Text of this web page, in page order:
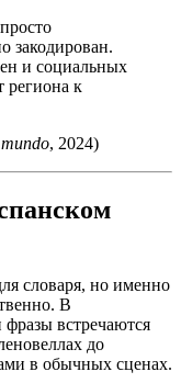
закодирован.
и социальных
региона к
, 2024)
словаря, но именно
В
встречаются
до
в обычных сценах.